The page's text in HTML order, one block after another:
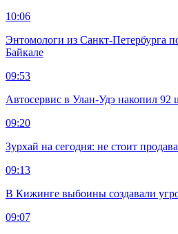
10:06
Энтомологи из Санкт-Петербурга
Байкале
09:53
Автосервис в Улан-Удэ накопил
09:20
Зурхай на сегодня: не стоит
09:13
В Кижинге выбоины создавали
09:07